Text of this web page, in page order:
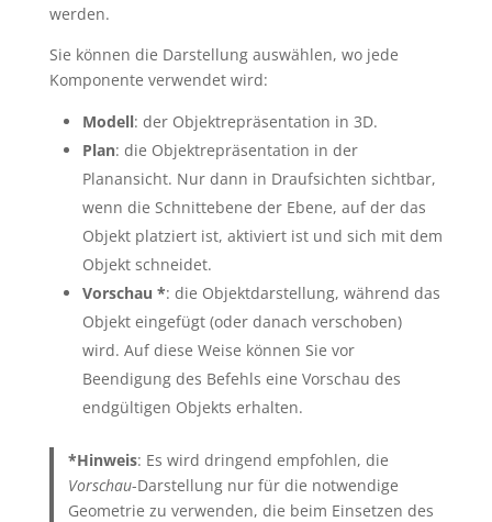
werden.
Sie können die Darstellung auswählen, wo jede
Komponente verwendet wird:
Modell: der Objektrepräsentation in 3D.
Plan: die Objektrepräsentation in der
Planansicht. Nur dann in Draufsichten sichtbar,
wenn die Schnittebene der Ebene, auf der das
Objekt platziert ist, aktiviert ist und sich mit dem
Objekt schneidet.
Vorschau *: die Objektdarstellung, während das
Objekt eingefügt (oder danach verschoben)
wird. Auf diese Weise können Sie vor
Beendigung des Befehls eine Vorschau des
endgültigen Objekts erhalten.
*Hinweis: Es wird dringend empfohlen, die
Vorschau-Darstellung nur für die notwendige
Geometrie zu verwenden, die beim Einsetzen des